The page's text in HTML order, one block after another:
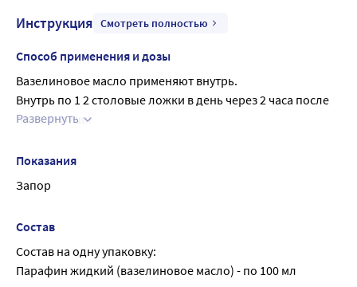
Инструкция Смотреть полностью
Способ применения и дозы
Вазелиновое масло применяют внутрь.
Внутрь по 1 2 столовые ложки в день через 2 часа после
приема пищи
Развернуть
Показания
Запор
Состав
Состав на одну упаковку:
Парафин жидкий (вазелиновое масло) - по 100 мл